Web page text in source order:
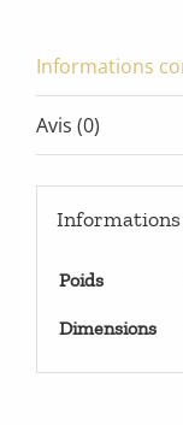
Informations
Avis (0)
Poids
Dimensions